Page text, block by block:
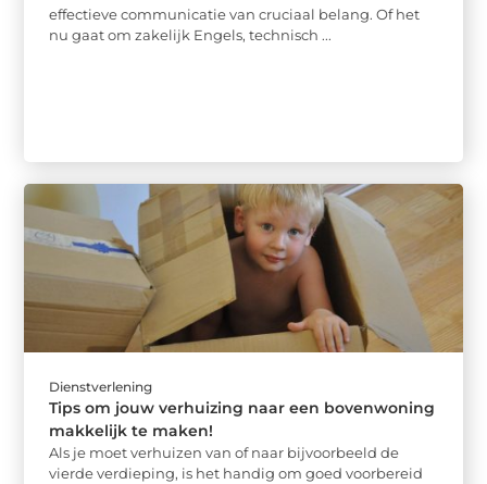
effectieve communicatie van cruciaal belang. Of het
nu gaat om zakelijk Engels, technisch ...
Dienstverlening
Tips om jouw verhuizing naar een bovenwoning
makkelijk te maken!
Als je moet verhuizen van of naar bijvoorbeeld de
vierde verdieping, is het handig om goed voorbereid